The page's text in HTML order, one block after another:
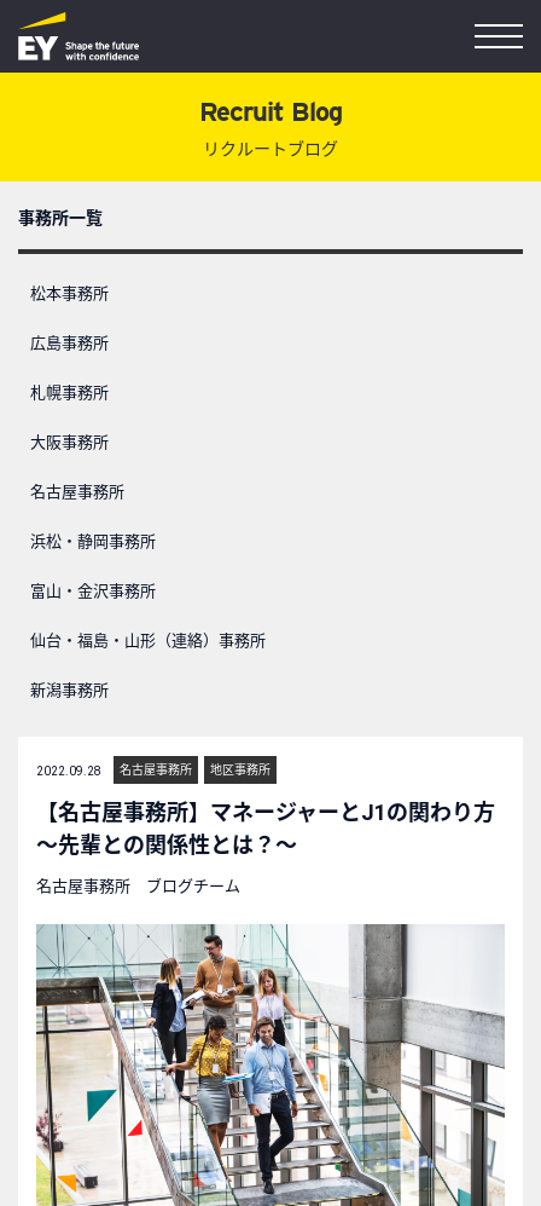
Recruit Blog
リクルートブログ
事務所一覧
松本事務所
広島事務所
札幌事務所
大阪事務所
名古屋事務所
浜松・静岡事務所
富山・金沢事務所
仙台・福島・山形（連絡）事務所
新潟事務所
2022.09.28 名古屋事務所 地区事務所
【名古屋事務所】マネージャーとJ1の関わり方
～先輩との関係性とは？～
名古屋事務所 ブログチーム